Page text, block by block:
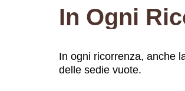
In Ogni
In ogni ricorrenza, anche
delle sedie vuote.